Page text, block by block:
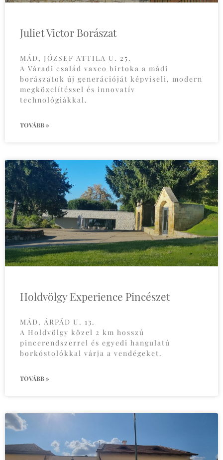
Juliet Victor Borászat
MÁD, JÓZSEF ATTILA U. 25.
A Váradi család vaxco birtoka a mádi
borászatok új generációját képviseli, modern
megközelítéssel és innovatív
technológiákkal.
TOVÁBB »
Holdvölgy Experience Pincészet
MÁD, ÁRPÁD U. 13.
A Holdvölgy közel 2 km hosszú
pincerendszerrel és egyedi hangulatú
borkóstolókkal várja a vendégeket.
TOVÁBB »